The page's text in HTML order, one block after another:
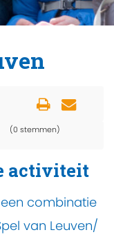
(0 stemmen)
activiteit
combinatie
van Leuven/